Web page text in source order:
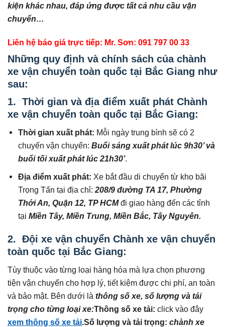
kiện khác nhau, đáp ứng được tất cả nhu cầu vận
chuyển…
Liên hệ báo giá trực tiếp: Mr. Sơn: 091 797 00 33
Những quy định và chính sách của chành
xe vận chuyển toàn quốc tại Bắc Giang như
sau:
1. Thời gian và địa điểm xuất phát Chành
xe vận chuyển toàn quốc tại Bắc Giang:
Thời gian xuất phát: Mỗi ngày trung bình sẽ có 2
chuyến vận chuyển:Buổi sáng xuất phát lúc 9h30’ và
buổi tối xuất phát lúc 21h30’.
Địa điểm xuất phát: Xe bắt đầu di chuyển từ kho bãi
Trọng Tấn tại địa chỉ:208/9 đường TA 17, Phường
Thới An, Quận 12, TP HCMđi giao hàng đến các tỉnh
tạiMiền Tây, Miền Trung, Miền Bắc, Tây Nguyên.
2. Đội xe vận chuyển Chành xe vận chuyển
toàn quốc tại Bắc Giang:
Tùy thuộc vào từng loại hàng hóa mà lựa chọn phương
tiện vận chuyển cho hợp lý, tiết kiệm được chi phí, an toàn
và bảo mật. Bên dưới là thông số xe, số lượng và tải
trọng cho từng loại xe:Thông số xe tải: click vào đây
xem thông số xe tải Số lượng và tải trọng: chành xe